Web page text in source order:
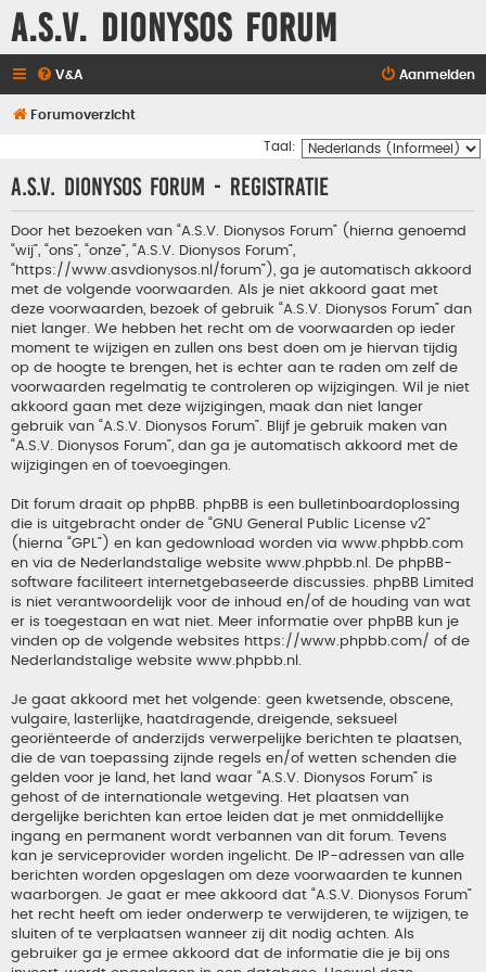
A.S.V. Dionysos Forum
V&A Aanmelden
Forumoverzicht
Taal:
A.S.V. Dionysos Forum - Registratie
Door het bezoeken van “A.S.V. Dionysos Forum” (hierna genoemd
“wij”, “ons”, “onze”, “A.S.V. Dionysos Forum”,
“https://www.asvdionysos.nl/forum”), ga je automatisch akkoord
met de volgende voorwaarden. Als je niet akkoord gaat met
deze voorwaarden, bezoek of gebruik “A.S.V. Dionysos Forum” dan
niet langer. We hebben het recht om de voorwaarden op ieder
moment te wijzigen en zullen ons best doen om je hiervan tijdig
op de hoogte te brengen, het is echter aan te raden om zelf de
voorwaarden regelmatig te controleren op wijzigingen. Wil je niet
akkoord gaan met deze wijzigingen, maak dan niet langer
gebruik van “A.S.V. Dionysos Forum”. Blijf je gebruik maken van
“A.S.V. Dionysos Forum”, dan ga je automatisch akkoord met de
wijzigingen en of toevoegingen.
Dit forum draait op phpBB. phpBB is een bulletinboardoplossing
die is uitgebracht onder de “GNU General Public License v2”
(hierna “GPL”) en kan gedownload worden via www.phpbb.com
en via de Nederlandstalige website www.phpbb.nl . De phpBB-
software faciliteert internetgebaseerde discussies. phpBB Limited
is niet verantwoordelijk voor de inhoud en/of de houding van wat
er is toegestaan en wat niet. Meer informatie over phpBB kun je
vinden op de volgende websites https://www.phpbb.com/ of de
Nederlandstalige website www.phpbb.nl
Je gaat akkoord met het volgende: geen kwetsende, obscene,
vulgaire, lasterlijke, haatdragende, dreigende, seksueel
georiënteerde of anderzijds verwerpelijke berichten te plaatsen,
die de van toepassing zijnde regels en/of wetten schenden die
gelden voor je land, het land waar “A.S.V. Dionysos Forum” is
gehost of de internationale wetgeving. Het plaatsen van
dergelijke berichten kan ertoe leiden dat je met onmiddellijke
ingang en permanent wordt verbannen van dit forum. Tevens
kan je serviceprovider worden ingelicht. De IP-adressen van alle
berichten worden opgeslagen om deze voorwaarden te kunnen
waarborgen. Je gaat er mee akkoord dat “A.S.V. Dionysos Forum”
het recht heeft om ieder onderwerp te verwijderen, te wijzigen, te
sluiten of te verplaatsen wanneer zij dit nodig achten. Als
gebruiker ga je ermee akkoord dat de informatie die je bij ons